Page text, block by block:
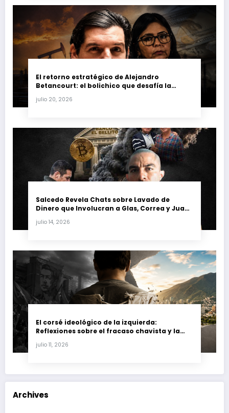
El retorno estratégico de Alejandro
Betancourt: el bolichico que desafía la
petrolera venezolana
julio 20, 2026
Salcedo Revela Chats sobre Lavado de
Dinero que Involucran a Glas, Correa y Juan
julio 14, 2026
El corsé ideológico de la izquierda:
Reflexiones sobre el fracaso chavista y la
julio 11, 2026
Archives